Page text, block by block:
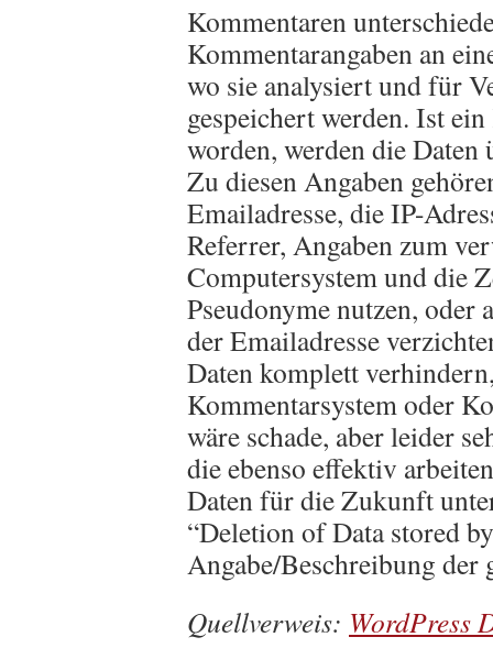
Kommentaren
Kommentarangaben an
wo sie analysiert und für
gespeichert werden. Ist
worden, werden die Daten
Zu diesen Angaben
Emailadresse, die IP-
Referrer, Angaben zum
Computersystem und die
Pseudonyme nutzen, oder
der Emailadresse
Daten komplett
Kommentarsystem oder
wäre schade, aber leider
die ebenso effektiv
Daten für die Zukunft
“Deletion of Data stored
Angabe/Beschreibung der
Quellverweis: WordPress